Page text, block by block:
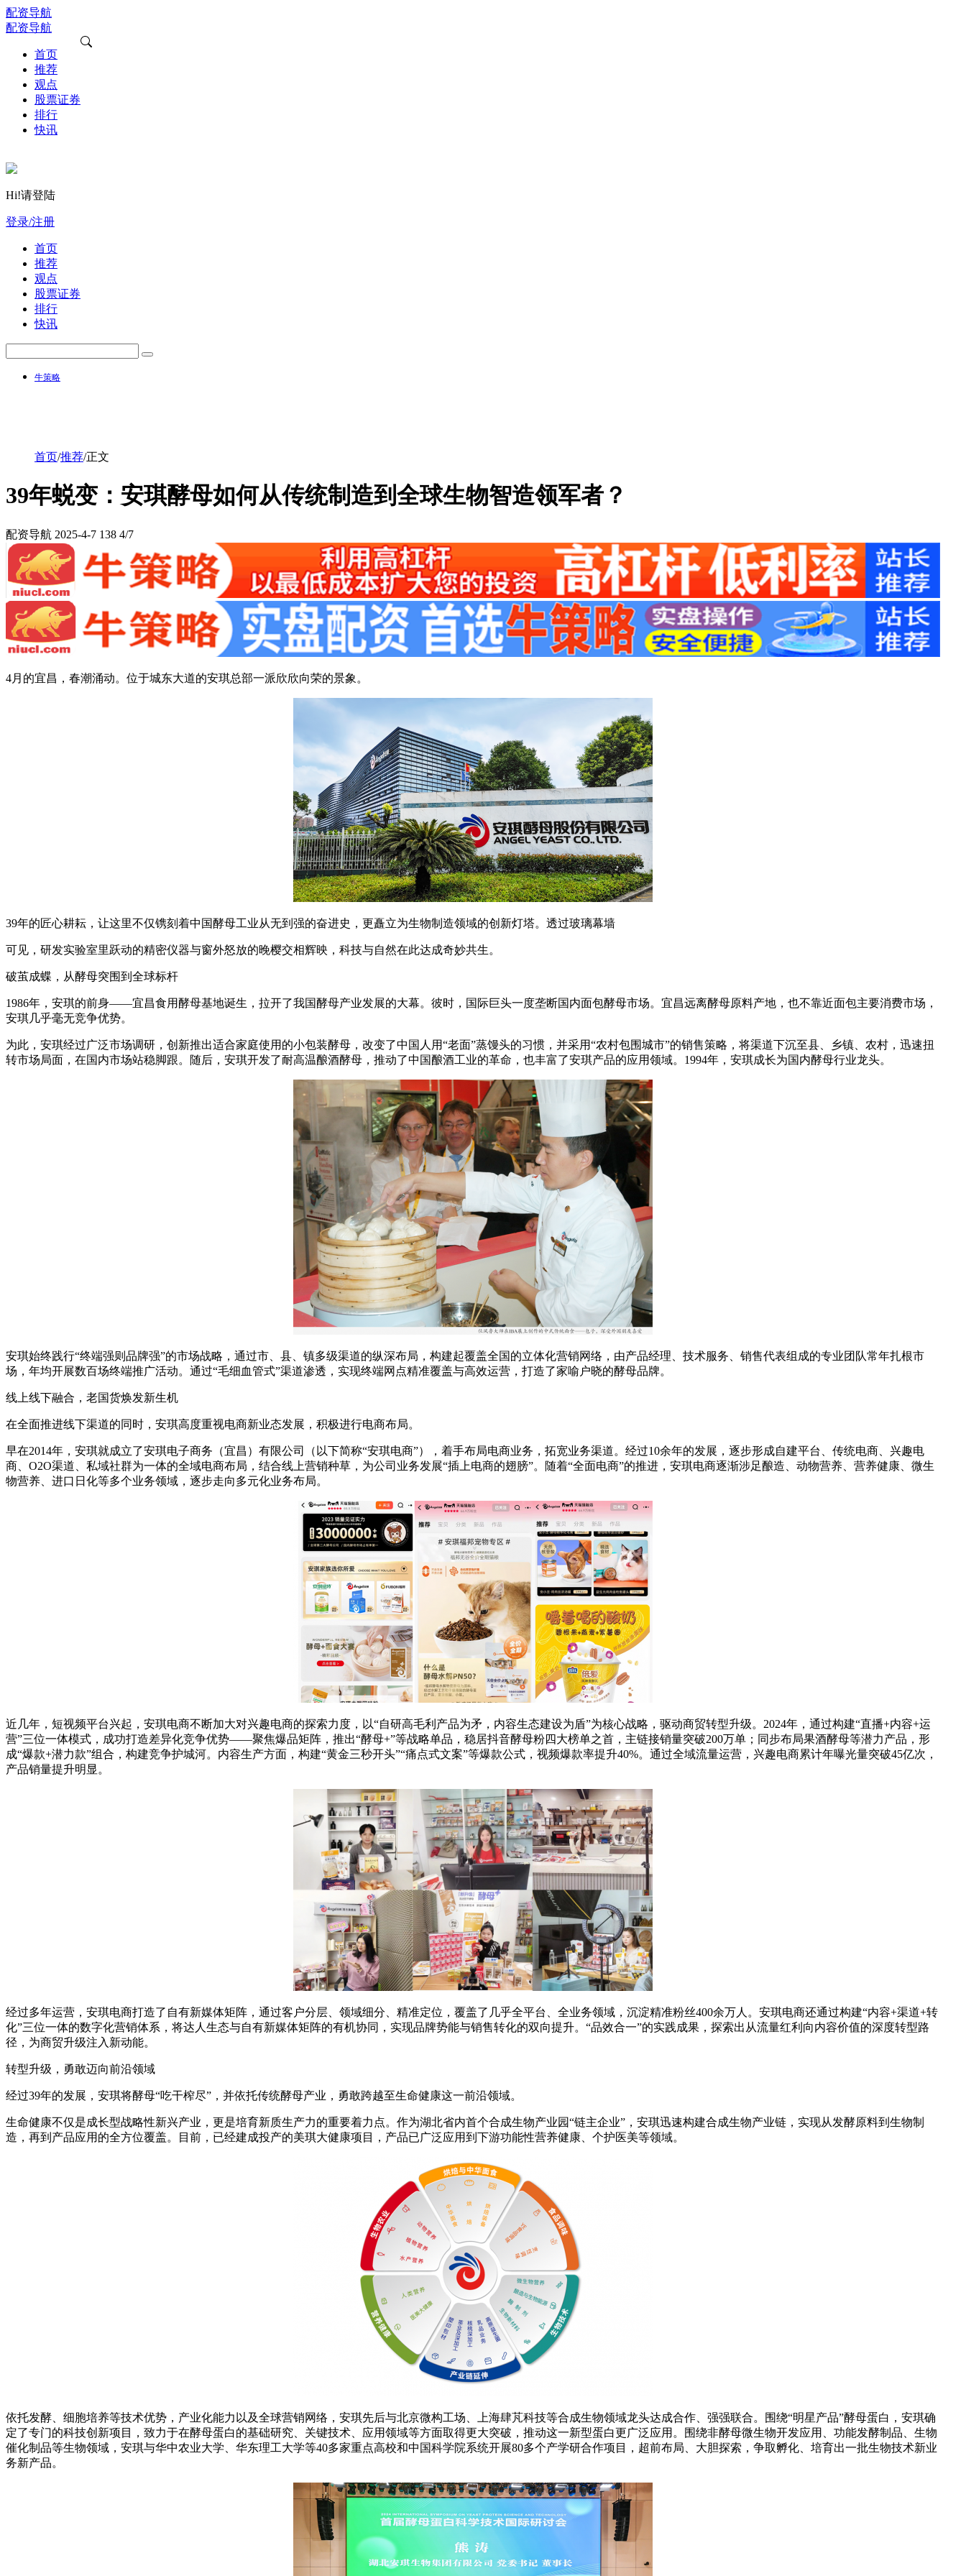
配资导航
配资导航
首页
推荐
观点
股票证券
排行
快讯
Hi!请登陆
登录/注册
首页
推荐
观点
股票证券
排行
快讯
牛策略
首页/推荐/正文
39年蜕变：安琪酵母如何从传统制造到全球生物智造领军者？
配资导航 2025-4-7 138 4/7
4月的宜昌，春潮涌动。位于城东大道的安琪总部一派欣欣向荣的景象。
39年的匠心耕耘，让这里不仅镌刻着中国酵母工业从无到强的奋进史，更矗立为生物制造领域的创新灯塔。透过玻璃幕墙
可见，研发实验室里跃动的精密仪器与窗外怒放的晚樱交相辉映，科技与自然在此达成奇妙共生。
破茧成蝶，从酵母突围到全球标杆
1986年，安琪的前身——宜昌食用酵母基地诞生，拉开了我国酵母产业发展的大幕。彼时，国际巨头一度垄断国内面包酵母市场。宜昌远离酵母原料产地，也不靠近面包主要消费市场，
安琪几乎毫无竞争优势。
为此，安琪经过广泛市场调研，创新推出适合家庭使用的小包装酵母，改变了中国人用“老面”蒸馒头的习惯，并采用“农村包围城市”的销售策略，将渠道下沉至县、乡镇、农村，迅速扭
转市场局面，在国内市场站稳脚跟。随后，安琪开发了耐高温酿酒酵母，推动了中国酿酒工业的革命，也丰富了安琪产品的应用领域。1994年，安琪成长为国内酵母行业龙头。
安琪始终践行“终端强则品牌强”的市场战略，通过市、县、镇多级渠道的纵深布局，构建起覆盖全国的立体化营销网络，由产品经理、技术服务、销售代表组成的专业团队常年扎根市
场，年均开展数百场终端推广活动。通过“毛细血管式”渠道渗透，实现终端网点精准覆盖与高效运营，打造了家喻户晓的酵母品牌。
线上线下融合，老国货焕发新生机
在全面推进线下渠道的同时，安琪高度重视电商新业态发展，积极进行电商布局。
早在2014年，安琪就成立了安琪电子商务（宜昌）有限公司（以下简称“安琪电商”），着手布局电商业务，拓宽业务渠道。经过10余年的发展，逐步形成自建平台、传统电商、兴趣电
商、O2O渠道、私域社群为一体的全域电商布局，结合线上营销种草，为公司业务发展“插上电商的翅膀”。随着“全面电商”的推进，安琪电商逐渐涉足酿造、动物营养、营养健康、微生
物营养、进口日化等多个业务领域，逐步走向多元化业务布局。
近几年，短视频平台兴起，安琪电商不断加大对兴趣电商的探索力度，以“自研高毛利产品为矛，内容生态建设为盾”为核心战略，驱动商贸转型升级。2024年，通过构建“直播+内容+运
营”三位一体模式，成功打造差异化竞争优势——聚焦爆品矩阵，推出“酵母+”等战略单品，稳居抖音酵母粉四大榜单之首，主链接销量突破200万单；同步布局果酒酵母等潜力产品，形
成“爆款+潜力款”组合，构建竞争护城河。内容生产方面，构建“黄金三秒开头”“痛点式文案”等爆款公式，视频爆款率提升40%。通过全域流量运营，兴趣电商累计年曝光量突破45亿次，
产品销量提升明显。
经过多年运营，安琪电商打造了自有新媒体矩阵，通过客户分层、领域细分、精准定位，覆盖了几乎全平台、全业务领域，沉淀精准粉丝400余万人。安琪电商还通过构建“内容+渠道+转
化”三位一体的数字化营销体系，将达人生态与自有新媒体矩阵的有机协同，实现品牌势能与销售转化的双向提升。“品效合一”的实践成果，探索出从流量红利向内容价值的深度转型路
径，为商贸升级注入新动能。
转型升级，勇敢迈向前沿领域
经过39年的发展，安琪将酵母“吃干榨尽”，并依托传统酵母产业，勇敢跨越至生命健康这一前沿领域。
生命健康不仅是成长型战略性新兴产业，更是培育新质生产力的重要着力点。作为湖北省内首个合成生物产业园“链主企业”，安琪迅速构建合成生物产业链，实现从发酵原料到生物制
造，再到产品应用的全方位覆盖。目前，已经建成投产的美琪大健康项目，产品已广泛应用到下游功能性营养健康、个护医美等领域。
依托发酵、细胞培养等技术优势，产业化能力以及全球营销网络，安琪先后与北京微构工场、上海肆芃科技等合成生物领域龙头达成合作、强强联合。围绕“明星产品”酵母蛋白，安琪确
定了专门的科技创新项目，致力于在酵母蛋白的基础研究、关键技术、应用领域等方面取得更大突破，推动这一新型蛋白更广泛应用。围绕非酵母微生物开发应用、功能发酵制品、生物
催化制品等生物领域，安琪与华中农业大学、华东理工大学等40多家重点高校和中国科学院系统开展80多个产学研合作项目，超前布局、大胆探索，争取孵化、培育出一批生物技术新业
务新产品。